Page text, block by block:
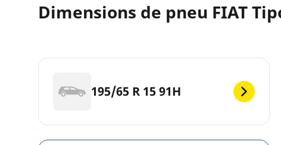
Dimensions de pneu FIAT
195/65 R 15 91H